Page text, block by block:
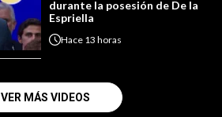
durante la posesión de De la
Espriella
Hace 13 horas
VER MÁS VIDEOS